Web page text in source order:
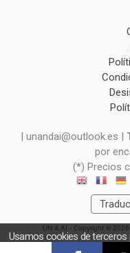
| unandai@outlook.es |
por
(*) Precios
UN & AI - Copyright ©
Usamos cookies de terceros
y obtener estadísticas